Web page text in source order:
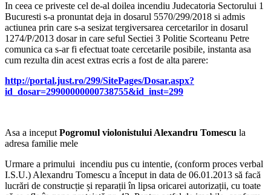
In ceea ce priveste cel de-al doilea incendiu Judecatoria Sectorului 1
Bucuresti s-a pronuntat deja in dosarul 5570/299/2018 si admis
actiunea prin care s-a sesizat tergiversarea cercetarilor in dosarul
1274/P/2013 dosar in care seful Sectiei 3 Politie Scorteanu Petre
comunica ca s-ar fi efectuat toate cercetarile posibile, instanta asa
cum rezulta din acest extras ecris a fost de alta parere:
http://portal.just.ro/299/SitePages/Dosar.aspx?
id_dosar=29900000000738755&id_inst=299
Asa a inceputPogromul violonistului Alexandru Tomescu la
adresa familie mele
Urmare a primului incendiu pus cu intentie, (conform proces verbal
I.S.U.) Alexandru Tomescu a început in data de 06.01.2013 să facă
lucrări de construcție și reparații în lipsa oricarei autorizații, cu toate